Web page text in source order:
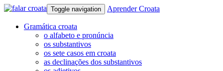
Toggle navigation Aprender Croata
Gramática croata
o alfabeto e pronúncia
os substantivos
os sete casos em croata
as declinações dos substantivos